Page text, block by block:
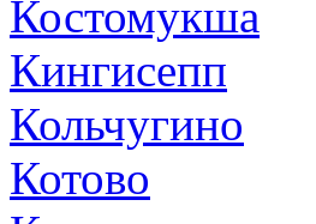
Костомукша
Кингисепп
Кольчугино
Котово